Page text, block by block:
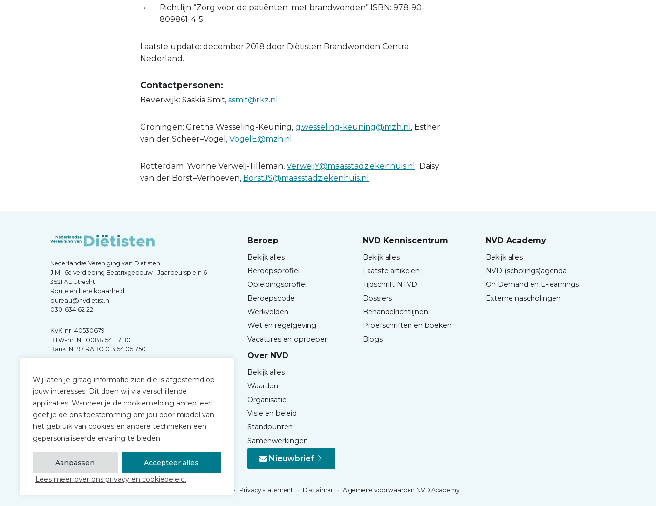
Wij laten je graag informatie zien die is afgestemd op
jouw interesses. Dit doen wij via verschillende
applicaties. Wanneer je de cookiemelding accepteert
geef je de ons toestemming om jou door middel van
het gebruik van cookies en andere technieken een
gepersonaliseerde ervaring te bieden.
Aanpassen
Accepteer alles
Lees meer over ons privacy en cookiebeleid.
Richtlijn “Zorg voor de patiënten met brandwonden” ISBN: 978-90-
809861-4-5
Laatste update: december 2018 door Diëtisten Brandwonden Centra
Nederland.
Contactpersonen:
Beverwijk: Saskia Smit, ssmit@rkz.nl
Groningen: Gretha Wesseling-Keuning, g.wesseling-keuning@mzh.nl , Esther
van der Scheer–Vogel, VogelE@mzh.nl
Rotterdam: Yvonne Verweij-Tilleman, VerweijY@maasstadziekenhuis.nl
Daisy
van der Borst–Verhoeven, BorstJS@maasstadziekenhuis.nl
Nederlandse Vereniging van Diëtisten
JIM | 6e verdieping Beatrixgebouw | Jaarbeursplein 6
3521 AL Utrecht
Route en bereikbaarheid
bureau@nvdietist.nl
030-634 62 22
KvK-nr. 40530679
BTW-nr. NL.0088.54.117.B01
Bank: NL97 RABO 013 54 05 750
Beroep
Bekijk alles
Beroepsprofiel
Opleidingsprofiel
Beroepscode
Werkvelden
Wet en regelgeving
Vacatures en oproepen
NVD Kenniscentrum
Bekijk alles
Laatste artikelen
Tijdschrift NTVD
Dossiers
Behandelrichtlijnen
Proefschriften en boeken
Blogs
NVD Academy
Bekijk alles
NVD (scholings)agenda
On Demand en E-learnings
Externe nascholingen
Over NVD
Bekijk alles
Waarden
Organisatie
Visie en beleid
Standpunten
Samenwerkingen
Nieuwbrief
Privacy statement Disclaimer Algemene voorwaarden NVD Academy